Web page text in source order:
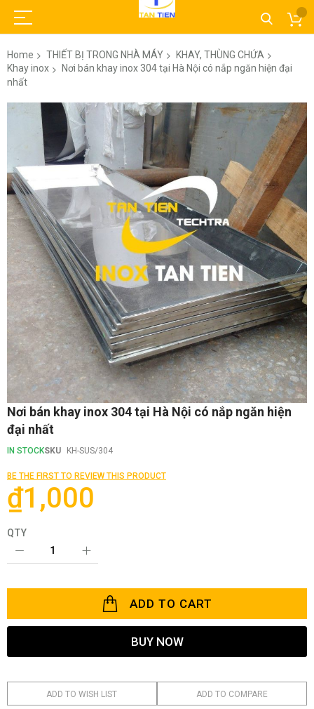
Home THIẾT BỊ TRONG NHÀ MÁY
KHAY, THÙNG CHỨA
Khay inox
Nơi bán khay inox 304 tại Hà Nội có nắp ngăn hiện đại
nhất
Skip
the
images
gallery
Skip
to
the
of
images
gallery
Nơi bán khay inox 304 tại Hà Nội có nắp ngăn hiện
đại nhất
IN STOCKSKU KH-SUS/304
BE THE FIRST TO REVIEW THIS PRODUCT
₫1,000
QTY
ADD TO CART
BUY NOW
ADD TO WISH LIST ADD TO COMPARE